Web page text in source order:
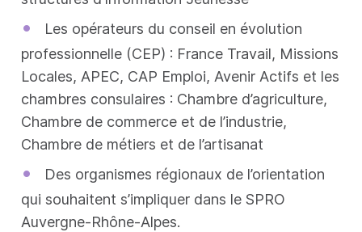
•
Les opérateurs du conseil en évolution
professionnelle (CEP) : France Travail, Missions
Locales, APEC, CAP Emploi, Avenir Actifs et les
chambres consulaires : Chambre d’agriculture,
Chambre de commerce et de l’industrie,
Chambre de métiers et de l’artisanat
•
Des organismes régionaux de l’orientation
qui souhaitent s’impliquer dans le SPRO
Auvergne-Rhône-Alpes.